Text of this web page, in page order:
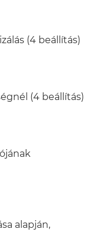
(4 beállítás)
(4 beállítás)
alapján,